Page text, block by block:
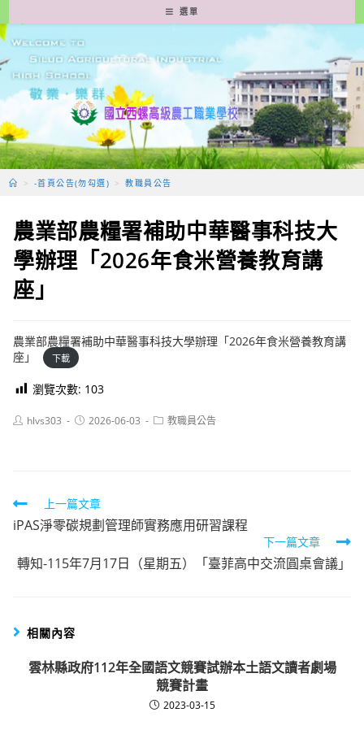
轉
至
要
容
選單
> -首頁公告(勿勾選) > 教職員公告
農業部農糧署補助中華醫事科技大
學辦理「2026年食米營養教育講
座」
農業部農糧署補助中華醫事科技大學辦理「2026年食米營養教育講
座」
下載
瀏覽次數: 103
Posthlvs303
Post2026-06-03
Post教職員公告
Read
more
articles
上一篇文章
iPAS淨零碳規劃管理師實務應用研習課程
下一篇文章
轉知-115年7月17日（星期五）「臺菲高中交流圓桌會議」
相關內容
雲林縣政府112年全國語文競賽試辦本土語文讀者劇場
競賽計畫
2023-03-15